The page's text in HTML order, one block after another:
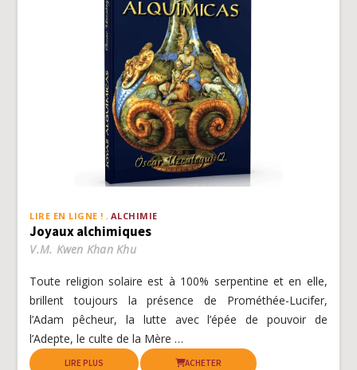
LIRE EN LIGNE ! ALCHIMIE
Joyaux alchimiques
V.M. Kwen Khan Khu
Toute religion solaire est à 100% serpentine et en elle,
brillent toujours la présence de Prométhée-Lucifer,
l’Adam pêcheur, la lutte avec l’épée de pouvoir de
l’Adepte, le culte de la Mère …
LIRE PLUS ACHETER